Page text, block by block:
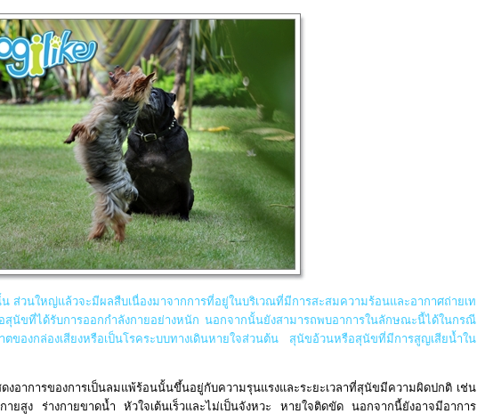
วนใหญ่แล้วจะมีผลสืบเนื่องมาจากการที่อยู่ในบริเวณที่มีการสะสมความร้อนและอากาศถ่ายเท
นัขที่ได้รับการออกกำลังกายอย่างหนัก นอกจากนั้นยังสามารถพบอาการในลักษณะนี้ได้ในกรณี
งกล่องเสียงหรือเป็นโรคระบบทางเดินหายใจส่วนต้น สุนัขอ้วนหรือสุนัขที่มีการสูญเสียน้ำใน
าการของการเป็นลมแพ้ร้อนนั้นขึ้นอยู่กับความรุนแรงและระยะเวลาที่สุนัขมีความผิดปกติ เช่น
สูง ร่างกายขาดน้ำ หัวใจเต้นเร็วและไม่เป็นจังหวะ หายใจติดขัด นอกจากนี้ยังอาจมีอาการ